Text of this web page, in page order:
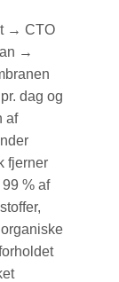
→ CTO
→
dag og
af
fjerner
% af